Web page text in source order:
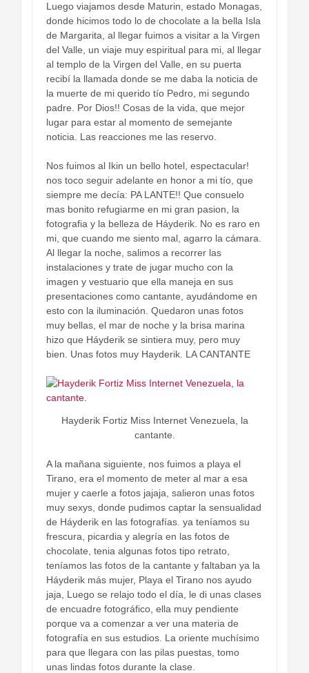
Luego viajamos desde Maturin, estado Monagas,
donde hicimos todo lo de chocolate a la bella Isla
de Margarita, al llegar fuimos a visitar a la Virgen
del Valle, un viaje muy espiritual para mi, al llegar
al templo de la Virgen del Valle, en su puerta
recibí la llamada donde se me daba la noticia de
la muerte de mi querido tío Pedro, mi segundo
padre. Por Dios!! Cosas de la vida, que mejor
lugar para estar al momento de semejante
noticia. Las reacciones me las reservo.
Nos fuimos al Ikin un bello hotel, espectacular!
nos toco seguir adelante en honor a mi tío, que
siempre me decía: PA LANTE!! Que consuelo
mas bonito refugiarme en mi gran pasion, la
fotografia y la belleza de Háyderik. No es raro en
mi, que cuando me siento mal, agarro la cámara.
Al llegar la noche, salimos a recorrer las
instalaciones y trate de jugar mucho con la
imagen y vestuario que ella maneja en sus
presentaciones como cantante, ayudándome en
esto con la iluminación. Quedaron unas fotos
muy bellas, el mar de noche y la brisa marina
hizo que Háyderik se sintiera muy, pero muy
bien. Unas fotos muy Hayderik. LA CANTANTE
Hayderik Fortiz Miss Internet Venezuela, la
cantante.
A la mañana siguiente, nos fuimos a playa el
Tirano, era el momento de meter al mar a esa
mujer y caerle a fotos jajaja, salieron unas fotos
muy sexys, donde pudimos captar la sensualidad
de Háyderik en las fotografías. ya teníamos su
frescura, picardia y alegría en las fotos de
chocolate, tenia algunas fotos tipo retrato,
teníamos las fotos de la cantante y faltaban ya la
Háyderik más mujer, Playa el Tirano nos ayudo
jaja, Luego se relajo todo el día, le di unas clases
de encuadre fotográfico, ella muy pendiente
porque va a comenzar a ver una materia de
fotografía en sus estudios. La oriente muchísimo
para que llegara con las pilas puestas, tomo
unas lindas fotos durante la clase.